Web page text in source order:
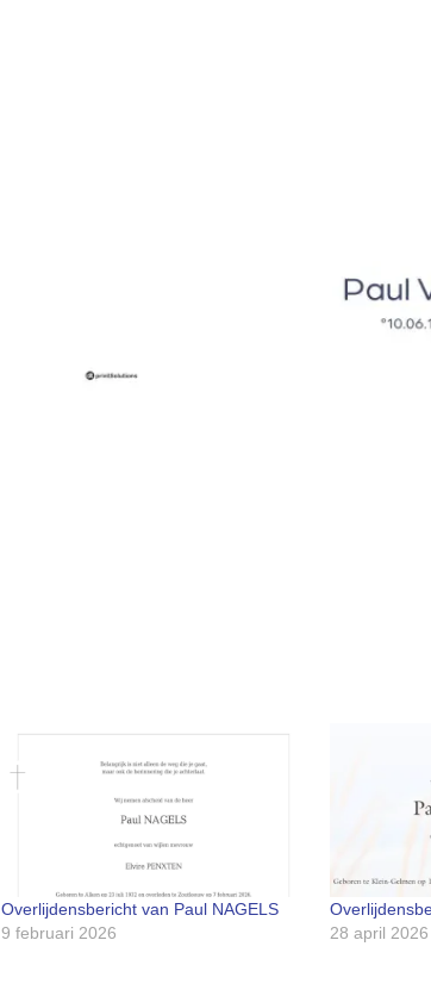
Overlijdensbericht van Paul NAGELS
9 februari 2026
28 april 2026